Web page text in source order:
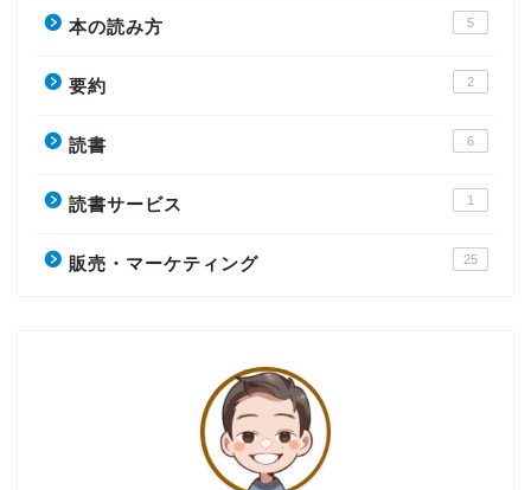
本の読み方 5
要約 2
読書 6
読書サービス 1
販売・マーケティング 25